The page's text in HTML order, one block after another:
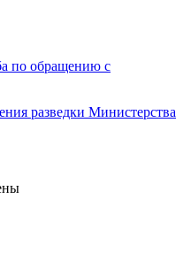
по обращению с
разведки Министерства